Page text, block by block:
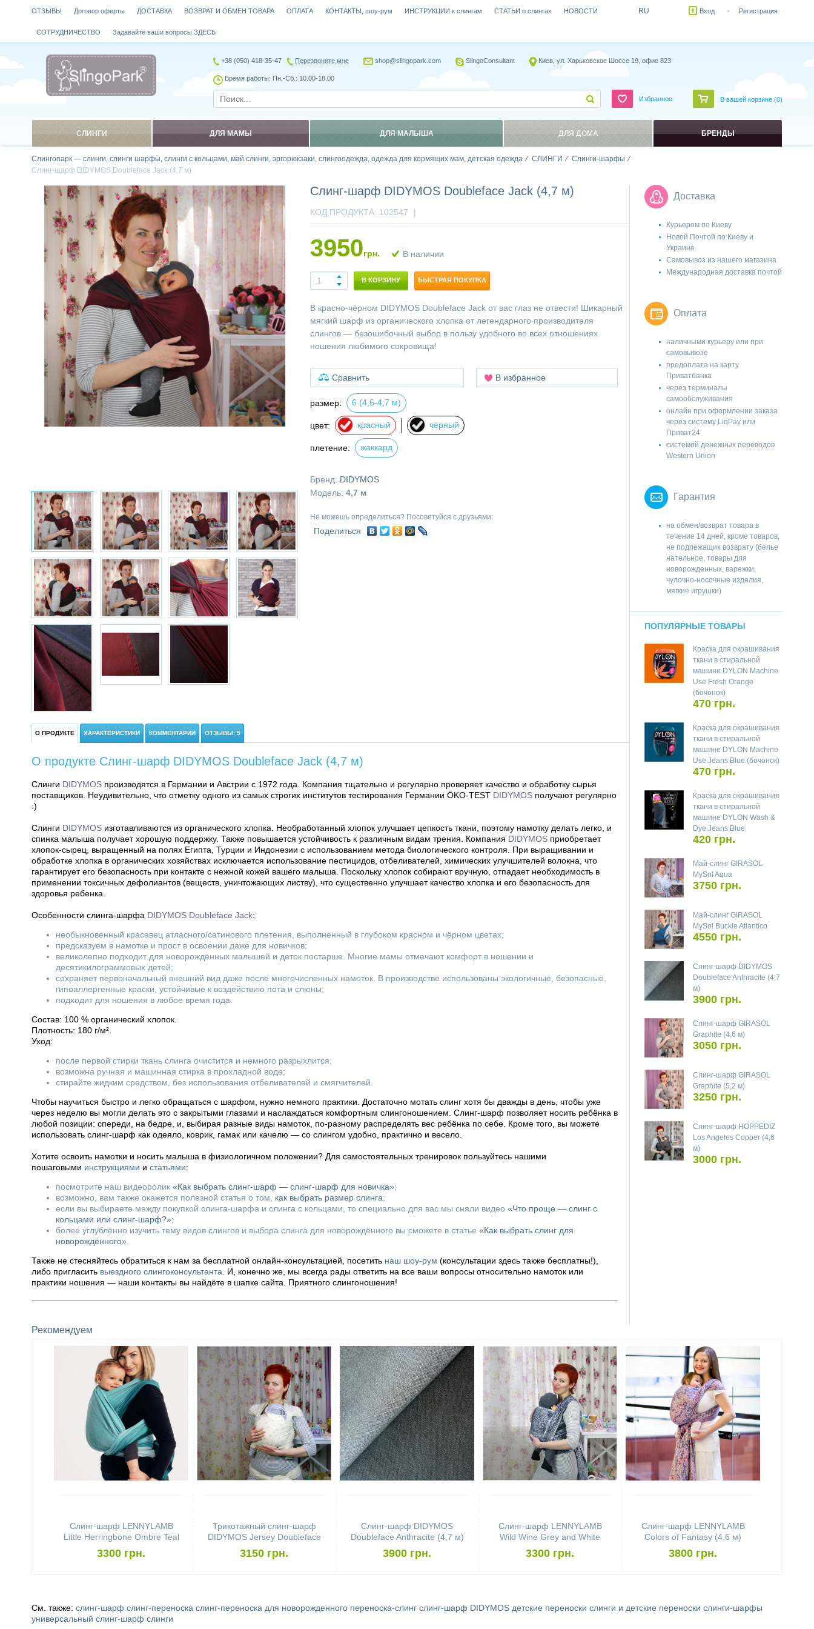
Слингопарк — слинги, слинги шарфы, слинги с кольцами, май слинги, эргорюкзаки, слингоодежда, одежда для кормящих мам, детская одежда СЛИНГИ
Слинги-шарфы
Слинг-шарф DIDYMOS Doubleface Jack (4,7 м)
Слинг-шарф DIDYMOS Doubleface Jack (4,7 м)
КОД ПРОДУКТА: 102547 |
3950грн. В наличии
В КОРЗИНУ БЫСТРАЯ ПОКУПКА
В красно-чёрном DIDYMOS Doubleface Jack от вас глаз не отвести! Шикарный
мягкий шарф из органического хлопка от легендарного производителя
слингов — безошибочный выбор в пользу удобного во всех отношениях
ношения любимого сокровища!
Сравнить В избранное
размер: 6 (4,6-4,7 м)
цвет: красный чёрный
плетение: жаккард
Бренд: DIDYMOS
Модель: 4,7 м
Не можешь определиться? Посоветуйся с друзьями:
Поделиться
О ПРОДУКТЕ ХАРАКТЕРИСТИКИ КОММЕНТАРИИ ОТЗЫВЫ: 5
О продукте Слинг-шарф DIDYMOS Doubleface Jack (4,7 м)
Слинги DIDYMOS производятся в Германии и Австрии с 1972 года. Компания тщательно и регулярно проверяет качество и обработку сырья
поставщиков. Неудивительно, что отметку одного из самых строгих институтов тестирования Германии ÖKO-TEST DIDYMOS получают регулярно
:)
Слинги DIDYMOS изготавливаются из органического хлопка. Необработанный хлопок улучшает цепкость ткани, поэтому намотку делать легко, и
спинка малыша получает хорошую поддержку. Также повышается устойчивость к различным видам трения. Компания DIDYMOS приобретает
хлопок-сырец, выращенный на полях Египта, Турции и Индонезии с использованием метода биологического контроля. При выращивании и
обработке хлопка в органических хозяйствах исключается использование пестицидов, отбеливателей, химических улучшителей волокна, что
гарантирует его безопасность при контакте с нежной кожей вашего малыша. Поскольку хлопок собирают вручную, отпадает необходимость в
применении токсичных дефолиантов (веществ, уничтожающих листву), что существенно улучшает качество хлопка и его безопасность для
здоровья ребенка.
Особенности слинга-шарфа DIDYMOS Doubleface Jack:
необыкновенный красавец атласного/сатинового плетения, выполненный в глубоком красном и чёрном цветах;
предсказуем в намотке и прост в освоении даже для новичков;
великолепно подходит для новорождённых малышей и деток постарше. Многие мамы отмечают комфорт в ношении и
десятикилограммовых детей;
сохраняет первоначальный внешний вид даже после многочисленных намоток. В производстве использованы экологичные, безопасные,
гипоаллергенные краски, устойчивые к воздействию пота и слюны;
подходит для ношения в любое время года.
Состав: 100 % органический хлопок.
Плотность: 180 г/м².
Уход:
после первой стирки ткань слинга очистится и немного разрыхлится;
возможна ручная и машинная стирка в прохладной воде;
стирайте жидким средством, без использования отбеливателей и смягчителей.
Чтобы научиться быстро и легко обращаться с шарфом, нужно немного практики. Достаточно мотать слинг хотя бы дважды в день, чтобы уже
через неделю вы могли делать это с закрытыми глазами и наслаждаться комфортным слингоношением. Слинг-шарф позволяет носить ребёнка в
любой позиции: спереди, на бедре, и, выбирая разные виды намоток, по-разному распределять вес ребёнка по себе. Кроме того, вы можете
использовать слинг-шарф как одеяло, коврик, гамак или качелю — со слингом удобно, практично и весело.
Хотите освоить намотки и носить малыша в физиологичном положении? Для самостоятельных тренировок пользуйтесь нашими
пошаговыми инструкциями и статьями:
посмотрите наш видеоролик «Как выбрать слинг-шарф — слинг-шарф для новичка»;
возможно, вам также окажется полезной статья о том, как выбрать размер слинга;
если вы выбираете между покупкой слинга-шарфа и слинга с кольцами, то специально для вас мы сняли видео «Что проще — слинг с
кольцами или слинг-шарф?»;
более углублённо изучить тему видов слингов и выбора слинга для новорождённого вы сможете в статье «Как выбрать слинг для
новорождённого»
Также не стесняйтесь обратиться к нам за бесплатной онлайн-консультацией, посетить наш шоу-рум (консультации здесь также бесплатны!),
либо пригласить выездного слингоконсультанта . И, конечно же, мы всегда рады ответить на все ваши вопросы относительно намоток или
практики ношения — наши контакты вы найдёте в шапке сайта. Приятного слингоношения!
Доставка
Курьером по Киеву
Новой Почтой по Киеву и
Украине
Самовывоз из нашего магазина
Международная доставка почтой
Оплата
наличными курьеру или при
самовывозе
предоплата на карту
Приватбанка
через терминалы
самообслуживания
онлайн при оформлении заказа
через систему LiqPay или
Приват24
системой денежных переводов
Western Union
Гарантия
на обмен/возврат товара в
течение 14 дней, кроме товаров,
не подлежащих возврату (белье
нательное, товары для
новорожденных, варежки,
чулочно-носочные изделия,
мягкие игрушки)
ПОПУЛЯРНЫЕ ТОВАРЫ
Краска для окрашивания
ткани в стиральной
машине DYLON Machine
Use Fresh Orange
(бочонок)
470 грн.
Краска для окрашивания
ткани в стиральной
машине DYLON Machine
Use Jeans Blue (бочонок)
470 грн.
Краска для окрашивания
ткани в стиральной
машине DYLON Wash &
Dye Jeans Blue
420 грн.
Май-слинг GIRASOL
MySol Aqua
3750 грн.
Май-слинг GIRASOL
MySol Buckle Atlantico
4550 грн.
Слинг-шарф DIDYMOS
Doubleface Anthracite (4,7
м)
3900 грн.
Слинг-шарф GIRASOL
Graphite (4,6 м)
3050 грн.
Слинг-шарф GIRASOL
Graphite (5,2 м)
3250 грн.
Слинг-шарф HOPPEDIZ
Los Angeles Copper (4,6
м)
3000 грн.
Рекомендуем
Слинг-шарф LENNYLAMB
Little Herringbone Ombre Teal
(4,6 м)
3300 грн.
Трикотажный слинг-шарф
DIDYMOS Jersey Doubleface
Stars Colour Growth Cotton
3150 грн.
Слинг-шарф DIDYMOS
Doubleface Anthracite (4,7 м)
3900 грн.
Слинг-шарф LENNYLAMB
Wild Wine Grey and White
(4,6 м)
3300 грн.
Слинг-шарф LENNYLAMB
Colors of Fantasy (4,6 м)
3800 грн.
См. также: слинг-шарф слинг-переноска слинг-переноска для новорожденного переноска-слинг слинг-шарф DIDYMOS детские переноски слинги и детские переноски слинги-шарфы
универсальный слинг-шарф слинги
ОТЗЫВЫ Договор оферты ДОСТАВКА ВОЗВРАТ И ОБМЕН ТОВАРА ОПЛАТА КОНТАКТЫ, шоу-рум ИНСТРУКЦИИ к слингам СТАТЬИ о слингах НОВОСТИ
СОТРУДНИЧЕСТВО Задавайте ваши вопросы ЗДЕСЬ
RU Вход Регистрация
+38 (050) 418-35-47 Перезвоните мне shop@slingopark.com SlingoConsultant Киев, ул. Харьковское Шоссе 19, офис 823
Время работы: Пн.-Сб.: 10.00-18.00
Избранное В вашей корзине (0)
СЛИНГИ ДЛЯ МАМЫ ДЛЯ МАЛЫША ДЛЯ ДОМА БРЕНДЫ